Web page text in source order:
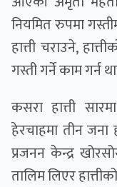
नियमित रुपमा
हात्ती चराउने,
गस्ती गर्ने काम गर्न
कसरा हात्ती
हेरचाहमा तीन जना
प्रजनन केन्द्र
तालिम लिएर